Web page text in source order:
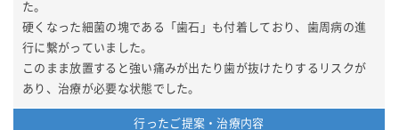
た。
硬くなった細菌の塊である「歯石」も付着しており、歯周病の進
行に繋がっていました。
このまま放置すると強い痛みが出たり歯が抜けたりするリスクが
あり、治療が必要な状態でした。
行ったご提案・治療内容